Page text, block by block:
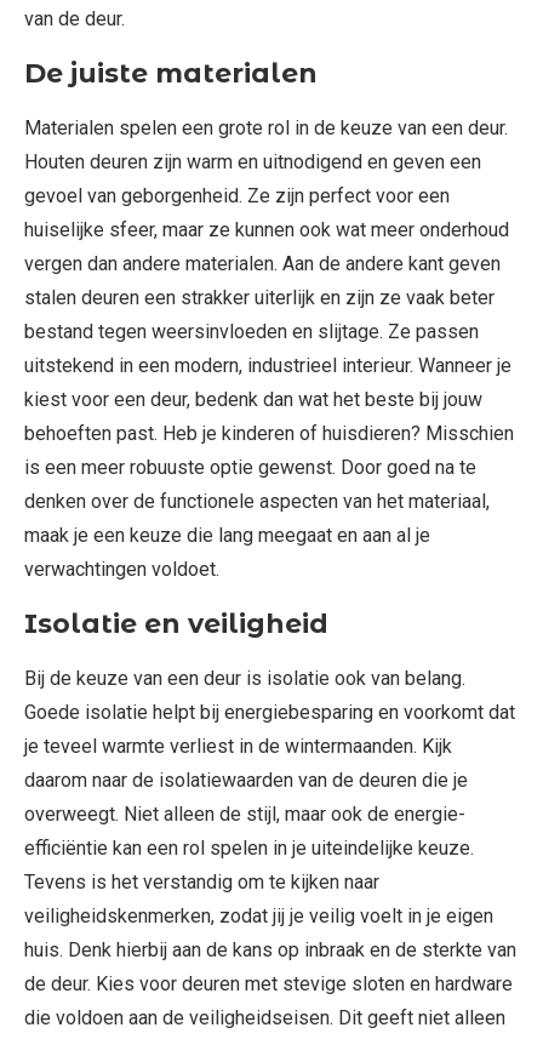
van de deur.
De juiste materialen
Materialen spelen een grote rol in de keuze van een deur.
Houten deuren zijn warm en uitnodigend en geven een
gevoel van geborgenheid. Ze zijn perfect voor een
huiselijke sfeer, maar ze kunnen ook wat meer onderhoud
vergen dan andere materialen. Aan de andere kant geven
stalen deuren een strakker uiterlijk en zijn ze vaak beter
bestand tegen weersinvloeden en slijtage. Ze passen
uitstekend in een modern, industrieel interieur. Wanneer je
kiest voor een deur, bedenk dan wat het beste bij jouw
behoeften past. Heb je kinderen of huisdieren? Misschien
is een meer robuuste optie gewenst. Door goed na te
denken over de functionele aspecten van het materiaal,
maak je een keuze die lang meegaat en aan al je
verwachtingen voldoet.
Isolatie en veiligheid
Bij de keuze van een deur is isolatie ook van belang.
Goede isolatie helpt bij energiebesparing en voorkomt dat
je teveel warmte verliest in de wintermaanden. Kijk
daarom naar de isolatiewaarden van de deuren die je
overweegt. Niet alleen de stijl, maar ook de energie-
efficiëntie kan een rol spelen in je uiteindelijke keuze.
Tevens is het verstandig om te kijken naar
veiligheidskenmerken, zodat jij je veilig voelt in je eigen
huis. Denk hierbij aan de kans op inbraak en de sterkte van
de deur. Kies voor deuren met stevige sloten en hardware
die voldoen aan de veiligheidseisen. Dit geeft niet alleen